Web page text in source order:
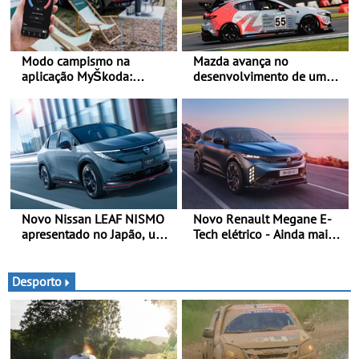
Modo campismo na
aplicação MyŠkoda:
veículos elétricos
Mazda avança no
desenvolvimento de um
captura de CO₂ -
Demonstração com sucesso
do armazenamento de CO₂
em testes da Super Taikyu
Series
Novo Nissan LEAF NISMO
apresentado no Japão, uma
elétrico - Versão de maior
desempenho da terceira
geração do modelo elétrico
da marca
Novo Renault Megane E-
Tech elétrico - Ainda mais
Desporto